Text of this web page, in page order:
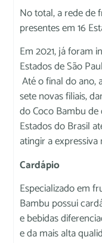
No total, a rede de
presentes em 16
Em 2021, já foram
Estados de São
Até o final do ano,
sete novas filiais,
do Coco Bambu de
Estados do Brasil
atingir a
Cardápio
Especializado em
Bambu possui
e bebidas
e da mais alta